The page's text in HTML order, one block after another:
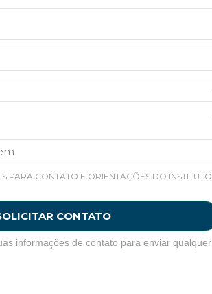
PARA CONTATO E ORIENTAÇÕES DO INSTITUTO
CONTATO
informações de contato para enviar qualquer